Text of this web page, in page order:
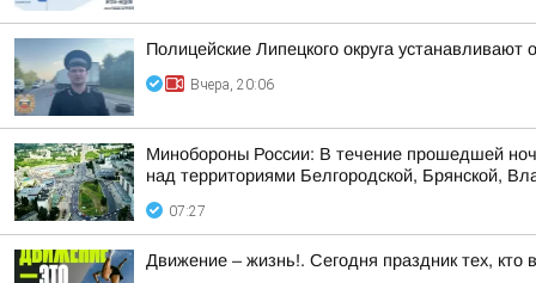
Полицейские Липецкого округа
Вчера, 20:06
Минобороны России: В течение прошедшей
над территориями Белгородской, Брянской,
07:27
Движение – жизнь!. Сегодня праздник тех, кто